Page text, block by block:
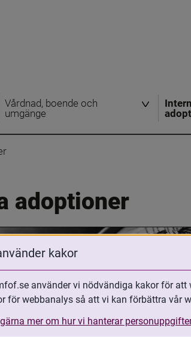
Vårdnad, boende och
umgänge
adoptioner
kakor
använder vi nödvändiga kakor för
för webbanalys så att vi kan förbättra vår
mer om hur vi hanterar